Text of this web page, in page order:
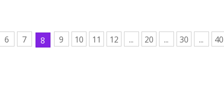
6 7 8 9 10 11 12 ... 20 ... 30 ... 40